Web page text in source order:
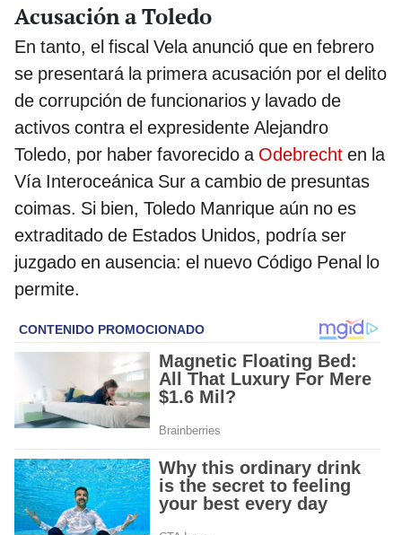
Acusación a Toledo
En tanto, el fiscal Vela anunció que en febrero
se presentará la primera acusación por el delito
de corrupción de funcionarios y lavado de
activos contra el expresidente Alejandro
Toledo, por haber favorecido a Odebrecht en la
Vía Interoceánica Sur a cambio de presuntas
coimas. Si bien, Toledo Manrique aún no es
extraditado de Estados Unidos, podría ser
juzgado en ausencia: el nuevo Código Penal lo
permite.